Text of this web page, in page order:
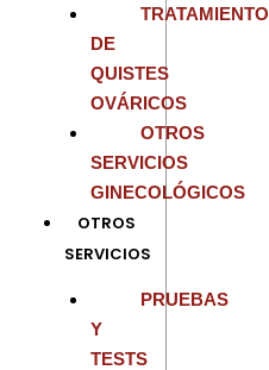
TRATAMIENTO
DE
QUISTES
OVÁRICOS
OTROS
SERVICIOS
GINECOLÓGICOS
OTROS
SERVICIOS
PRUEBAS
Y
TESTS